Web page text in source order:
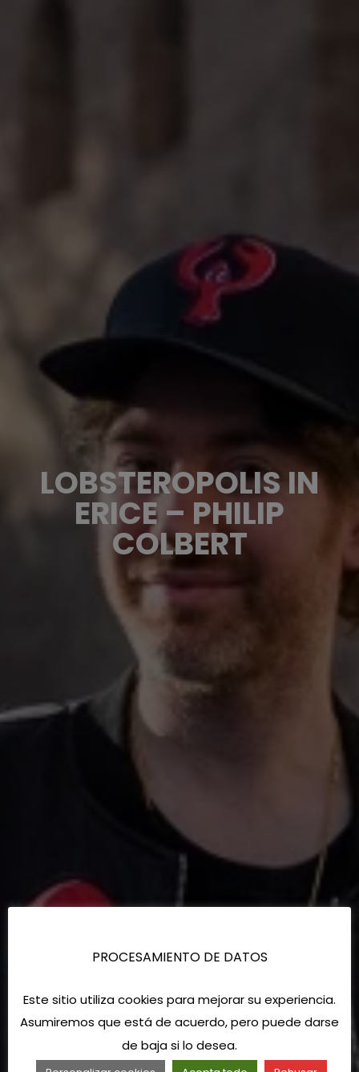
LOBSTEROPOLIS IN
ERICE – PHILIP
COLBERT
PROCESAMIENTO DE DATOS
Este sitio utiliza cookies para mejorar su experiencia.
Asumiremos que está de acuerdo, pero puede darse
de baja si lo desea.